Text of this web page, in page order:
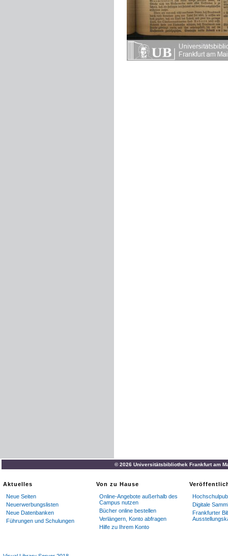
© 2026 Universitätsbibliothek Frankfurt am
Aktuelles
Neue Seiten
Neuerwerbungslisten
Neue Datenbanken
Führungen und Schulungen
Von zu Hause
Online-Angebote außerhalb des
Campus nutzen
Bücher online bestellen
Verlängern, Konto abfragen
Hilfe zu Ihrem Konto
Digitale
Frankfurter